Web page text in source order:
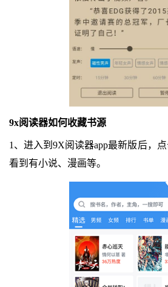
9x阅读器如何收藏书源
1、进入到9X阅读器app最新版后，
看到有小说、漫画等。